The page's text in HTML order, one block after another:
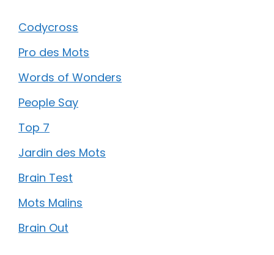
Codycross
Pro des Mots
Words of Wonders
People Say
Top 7
Jardin des Mots
Brain Test
Mots Malins
Brain Out